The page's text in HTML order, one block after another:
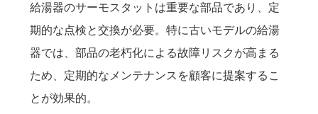
給湯器のサーモスタットは重要な部品であり、定
期的な点検と交換が必要。特に古いモデルの給湯
器では、部品の老朽化による故障リスクが高まる
ため、定期的なメンテナンスを顧客に提案するこ
とが効果的。